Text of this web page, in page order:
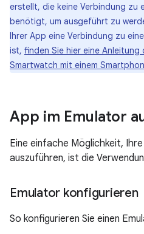
erstellt, die keine Verbindung zu
benötigt, um ausgeführt zu
Ihrer App eine Verbindung zu
ist, finden Sie hier eine Anleitung
Smartwatch mit einem
App im Emulator
Eine einfache Möglichkeit,
auszuführen, ist die
Emulator konfigurieren
So konfigurieren Sie einen